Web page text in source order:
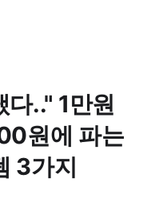
.." 1만원
원에 파는
3가지